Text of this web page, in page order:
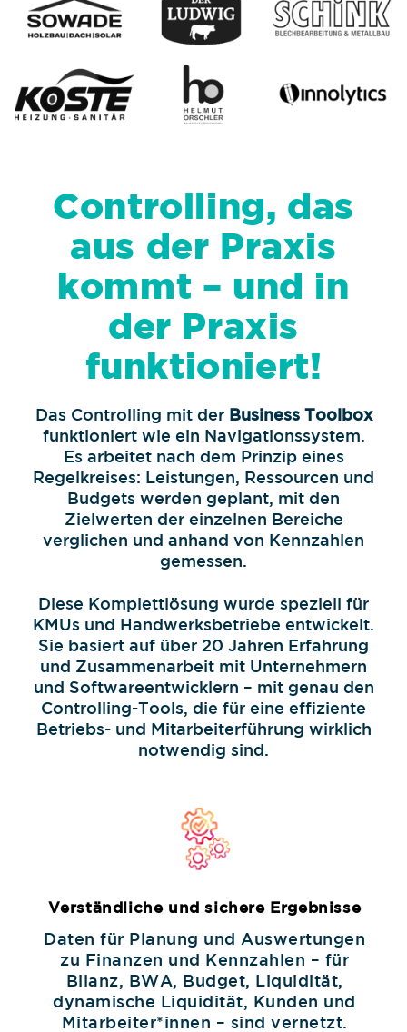
Controlling, das
aus der Praxis
kommt – und in
der Praxis
funktioniert!
Das Controlling mit der Business Toolbox
funktioniert wie ein Navigationssystem.
Es arbeitet nach dem Prinzip eines
Regelkreises: Leistungen, Ressourcen und
Budgets werden geplant, mit den
Zielwerten der einzelnen Bereiche
verglichen und anhand von Kennzahlen
gemessen.
Diese Komplettlösung wurde speziell für
KMUs und Handwerksbetriebe entwickelt.
Sie basiert auf über 20 Jahren Erfahrung
und Zusammenarbeit mit Unternehmern
und Softwareentwicklern – mit genau den
Controlling-Tools, die für eine effiziente
Betriebs- und Mitarbeiterführung wirklich
notwendig sind.
Verständliche und sichere Ergebnisse
Daten für Planung und Auswertungen
zu Finanzen und Kennzahlen – für
Bilanz, BWA, Budget, Liquidität,
dynamische Liquidität, Kunden und
Mitarbeiter*innen – sind vernetzt.